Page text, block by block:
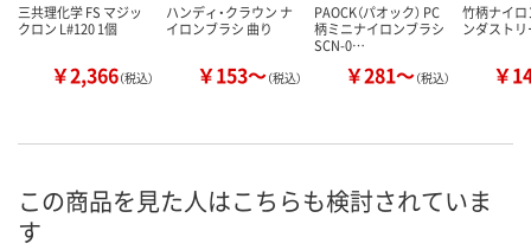
三共理化学 FS マジッ
クロン L#120 1個
￥2,366（税込）
ハンディ・クラウン ナ
イロンブラシ 曲り
￥153～（税込）
PAOCK（パオック） PC
柄ミニナイロンブラシ
SCN-0…
￥281～（税込）
竹柄ナイ
ンダスト
￥
この商品を見た人はこちらも検討されていま
す